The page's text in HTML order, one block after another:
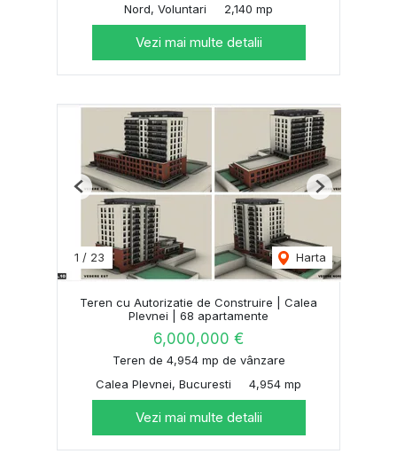
Nord, Voluntari
2,140 mp
Vezi mai multe detalii
1 / 23 Harta
Previous Next
Teren cu Autorizatie de Construire | Calea
Plevnei | 68 apartamente
6,000,000 €
Teren de 4,954 mp de vânzare
Calea Plevnei, Bucuresti
4,954 mp
Vezi mai multe detalii